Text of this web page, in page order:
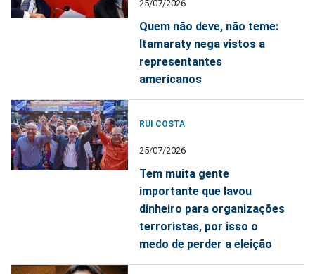
25/07/2026
Quem não deve, não teme:
Itamaraty nega vistos a
representantes
americanos
RUI COSTA
25/07/2026
Tem muita gente
importante que lavou
dinheiro para organizações
terroristas, por isso o
medo de perder a eleição